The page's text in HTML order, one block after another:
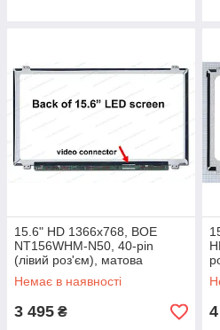
15.6" HD 1366x768, BOE
NT156WHM-N50, 40-pin
(лівий роз'єм), матова
Немає в наявності
3 495 ₴